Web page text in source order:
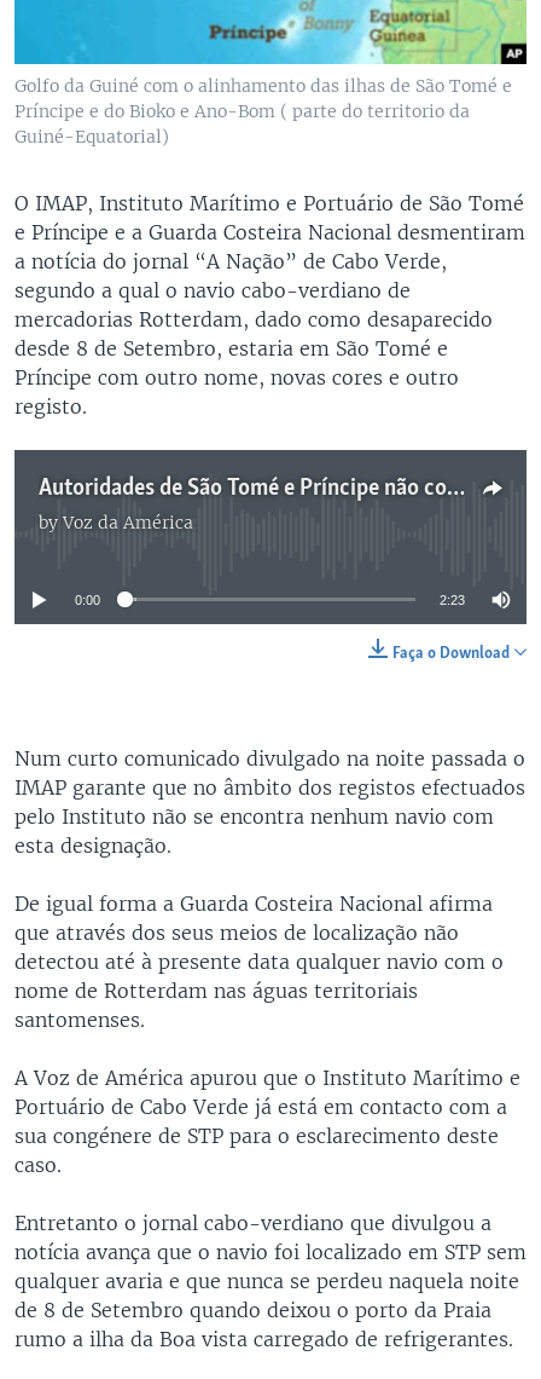
Golfo da Guiné com o alinhamento das ilhas de São Tomé e
Príncipe e do Bioko e Ano-Bom ( parte do territorio da
Guiné-Equatorial)
O IMAP, Instituto Marítimo e Portuário de São Tomé
e Príncipe e a Guarda Costeira Nacional desmentiram
a notícia do jornal “A Nação” de Cabo Verde,
segundo a qual o navio cabo-verdiano de
mercadorias Rotterdam, dado como desaparecido
desde 8 de Setembro, estaria em São Tomé e
Príncipe com outro nome, novas cores e outro
registo.
Autoridades de São Tomé e Príncipe não confirmam barco de Cabo Verde no país - 2:23
byVoz da América
No media source currently available
0:00 2:23
Faça o Download
Num curto comunicado divulgado na noite passada o
IMAP garante que no âmbito dos registos efectuados
pelo Instituto não se encontra nenhum navio com
esta designação.
De igual forma a Guarda Costeira Nacional afirma
que através dos seus meios de localização não
detectou até à presente data qualquer navio com o
nome de Rotterdam nas águas territoriais
santomenses.
A Voz de América apurou que o Instituto Marítimo e
Portuário de Cabo Verde já está em contacto com a
sua congénere de STP para o esclarecimento deste
caso.
Entretanto o jornal cabo-verdiano que divulgou a
notícia avança que o navio foi localizado em STP sem
qualquer avaria e que nunca se perdeu naquela noite
de 8 de Setembro quando deixou o porto da Praia
rumo a ilha da Boa vista carregado de refrigerantes.